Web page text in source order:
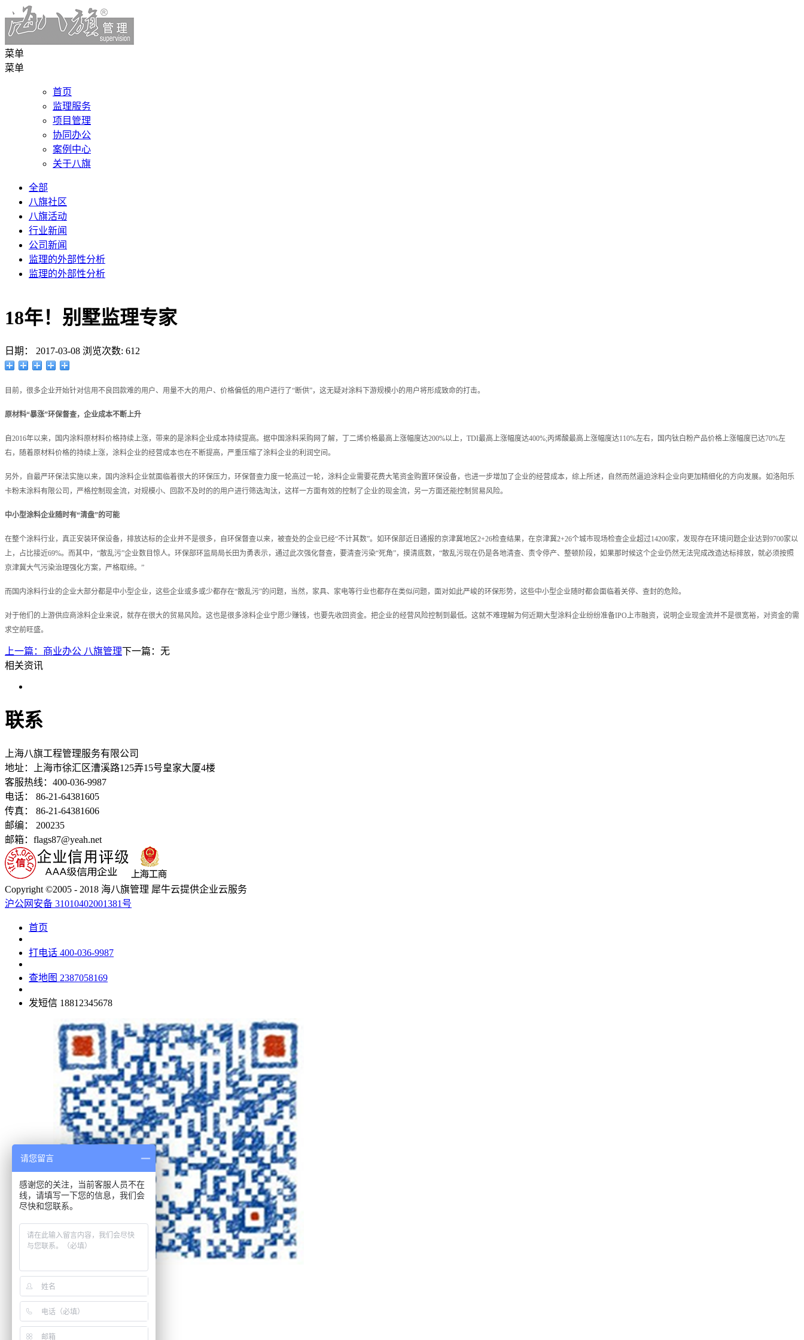
菜单
菜单
首页
监理服务
项目管理
协同办公
案例中心
关于八旗
全部
八旗社区
八旗活动
行业新闻
公司新闻
监理的外部性分析
监理的外部性分析
18年！别墅监理专家
日期： 2017-03-08 浏览次数: 612
目前，很多企业开始针对信用不良回款难的用户、用量不大的用户、价格偏低的用户进行了“断供”，这无疑对涂料下游规模小的用户将形成致命的打击。
原材料“暴涨”环保督查，企业成本不断上升
自2016年以来，国内涂料原材料价格持续上涨，带来的是涂料企业成本持续提高。据中国涂料采购网了解，丁二烯价格最高上涨幅度达200%以上，TDI最高上涨幅度达400%;丙烯酸最高上涨幅度达110%左右，国内钛白粉产品价格上涨幅度已达70%左
右，随着原材料价格的持续上涨，涂料企业的经营成本也在不断提高，严重压缩了涂料企业的利润空间。
另外，自最严环保法实施以来，国内涂料企业就面临着很大的环保压力，环保督查力度一轮高过一轮，涂料企业需要花费大笔资金购置环保设备，也进一步增加了企业的经营成本，综上所述，自然而然逼迫涂料企业向更加精细化的方向发展。如洛阳乐
卡粉末涂料有限公司，严格控制现金流，对规模小、回款不及时的的用户进行筛选淘汰，这样一方面有效的控制了企业的现金流，另一方面还能控制贸易风险。
中小型涂料企业随时有“清盘”的可能
在整个涂料行业，真正安装环保设备，排放达标的企业并不是很多，自环保督查以来，被查处的企业已经“不计其数”。如环保部近日通报的京津冀地区2+26检查结果，在京津冀2+26个城市现场检查企业超过14200家，发现存在环境问题企业达到9700家以
上，占比接近69%。而其中，“散乱污”企业数目惊人。环保部环监局局长田为勇表示，通过此次强化督查，要清查污染“死角”，摸清底数，“散乱污现在仍是各地清查、责令停产、整顿阶段，如果那时候这个企业仍然无法完成改造达标排放，就必须按照
京津冀大气污染治理强化方案，严格取缔。”
而国内涂料行业的企业大部分都是中小型企业，这些企业或多或少都存在“散乱污”的问题，当然，家具、家电等行业也都存在类似问题，面对如此严峻的环保形势，这些中小型企业随时都会面临着关停、查封的危险。
对于他们的上游供应商涂料企业来说，就存在很大的贸易风险。这也是很多涂料企业宁愿少赚钱，也要先收回资金。把企业的经营风险控制到最低。这就不难理解为何近期大型涂料企业纷纷准备IPO上市融资，说明企业现金流并不是很宽裕，对资金的需
求空前旺盛。
上一篇： 商业办公 八旗管理下一篇：无
相关资讯
联系
上海八旗工程管理服务有限公司
地址：
上海市徐汇区漕溪路125弄15号皇家大厦4楼
客服热线：400-036-9987
电话： 86-21-64381605
传真： 86-21-64381606
邮编： 200235
邮箱：flags87@yeah.net
Copyright ©2005 - 2018 海八旗管理 犀牛云提供企业云服务
沪公网安备 31010402001381号
首页
打电话 400-036-9987
查地图 2387058169
发短信 18812345678
发邮件 20003333@168.com
请您留言
感谢您的关注，当前客服人员不在
线，请填写一下您的信息，我们会
尽快和您联系。